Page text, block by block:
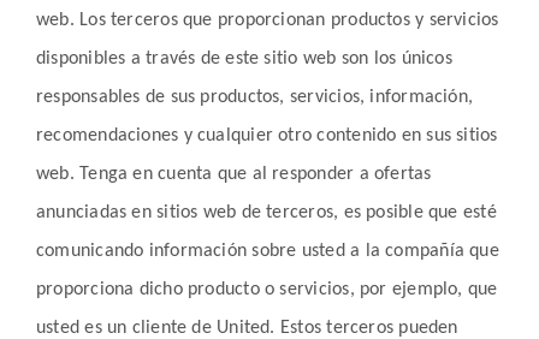
web. Los terceros que proporcionan productos y servicios
disponibles a través de este sitio web son los únicos
responsables de sus productos, servicios, información,
recomendaciones y cualquier otro contenido en sus sitios
web. Tenga en cuenta que al responder a ofertas
anunciadas en sitios web de terceros, es posible que esté
comunicando información sobre usted a la compañía que
proporciona dicho producto o servicios, por ejemplo, que
usted es un cliente de United. Estos terceros pueden